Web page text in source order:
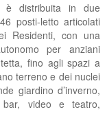
è distribuita in due
posti-letto articolati
Residenti, con una
per anziani
fino agli spazi a
terreno e dei nuclei
giardino d’inverno,
bar, video e teatro,